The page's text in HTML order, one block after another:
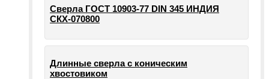
Сверла ГОСТ 10903-77 DIN 345 ИНДИЯ
СКХ-070800
Длинные сверла с коническим
хвостовиком